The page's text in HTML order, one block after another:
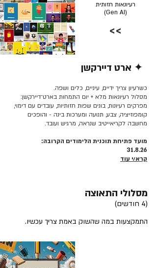
רעיונאות חזותית
(Gen AI)
>>
✦ ארט דיירקשן
כשרעיון צריך ידיים, עיניים, כלים ושפה.
מסלול רעיונאות מלא + יום התמחות בארט־דיירקשן:
מפרקים רעיונות, בונים שפות חזותיות, עובדים עם דימוי,
קומפוזיציה, צבע, תנועה ומערכות בינה - והופכים
מחשבה לקריאייטיב שנראה, מרגיש ועובד.
מועד פתיחת תוכנית הלימודים הקרובה:
31.8.26
קרא/י עוד
מסלולי התאוצה
(4 חודשים)
התמקצעות במה שהשוק באמת צריך עכשיו.